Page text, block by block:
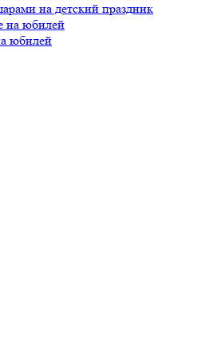
на детский праздник
юбилей